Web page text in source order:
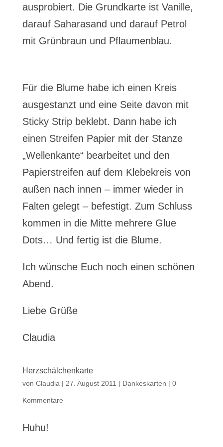
ausprobiert. Die Grundkarte ist Vanille,
darauf Saharasand und darauf Petrol
mit Grünbraun und Pflaumenblau.
Für die Blume habe ich einen Kreis
ausgestanzt und eine Seite davon mit
Sticky Strip beklebt. Dann habe ich
einen Streifen Papier mit der Stanze
„Wellenkante“ bearbeitet und den
Papierstreifen auf dem Klebekreis von
außen nach innen – immer wieder in
Falten gelegt – befestigt. Zum Schluss
kommen in die Mitte mehrere Glue
Dots… Und fertig ist die Blume.
Ich wünsche Euch noch einen schönen
Abend.
Liebe Grüße
Claudia
Herzschälchenkarte
von Claudia | 27. August 2011 | Dankeskarten | 0
Kommentare
Huhu!